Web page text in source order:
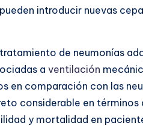
introducir nuevas
de neumonías
a ventilación
comparación con las
considerable en
y mortalidad en